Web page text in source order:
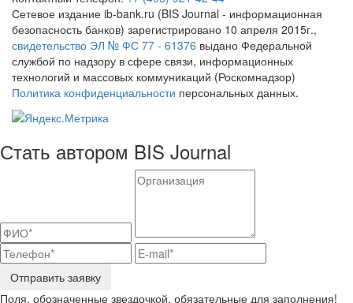
Сетевое издание ib-bank.ru (BIS Journal - информационная
безопасность банков) зарегистрировано 10 апреля 2015г.,
свидетельство ЭЛ № ФС 77 - 61376 выдано Федеральной
службой по надзору в сфере связи, информационных
технологий и массовых коммуникаций (Роскомнадзор)
Политика конфиденциальности персональных данных.
Стать автором BIS Journal
Отправить заявку
Поля, обозначенные звездочкой, обязательные для заполнения!